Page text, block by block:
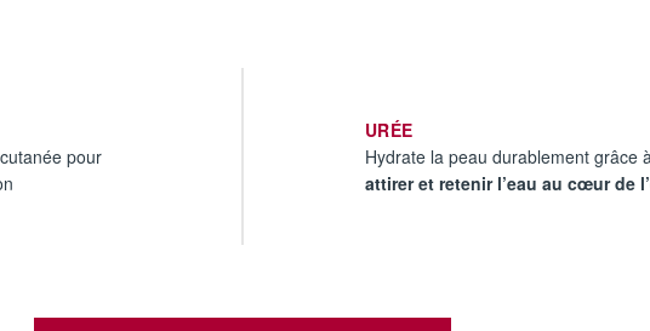
​pour
URÉE
Hydrate la peau durablement grâce
attirer et retenir l’eau au cœur de